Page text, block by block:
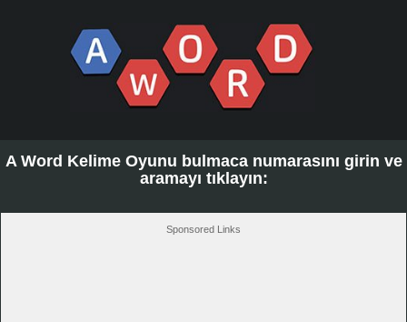
A Word Kelime Oyunu bulmaca numarasını girin ve
aramayı tıklayın:
Sponsored Links